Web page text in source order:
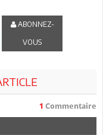
ABONNEZ-
VOUS
1 Commentaire